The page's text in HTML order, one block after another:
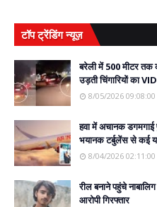
टॉप ट्रेंडिंग न्यूज़
बरेली में 500 मीटर तक
उड़ती चिंगारियों का
8/05/2026
हवा में अचानक
भयानक टर्बुलेंस से कई
8/04/2026
रील बनाने पहुंचे
आरोपी गिरफ्तार